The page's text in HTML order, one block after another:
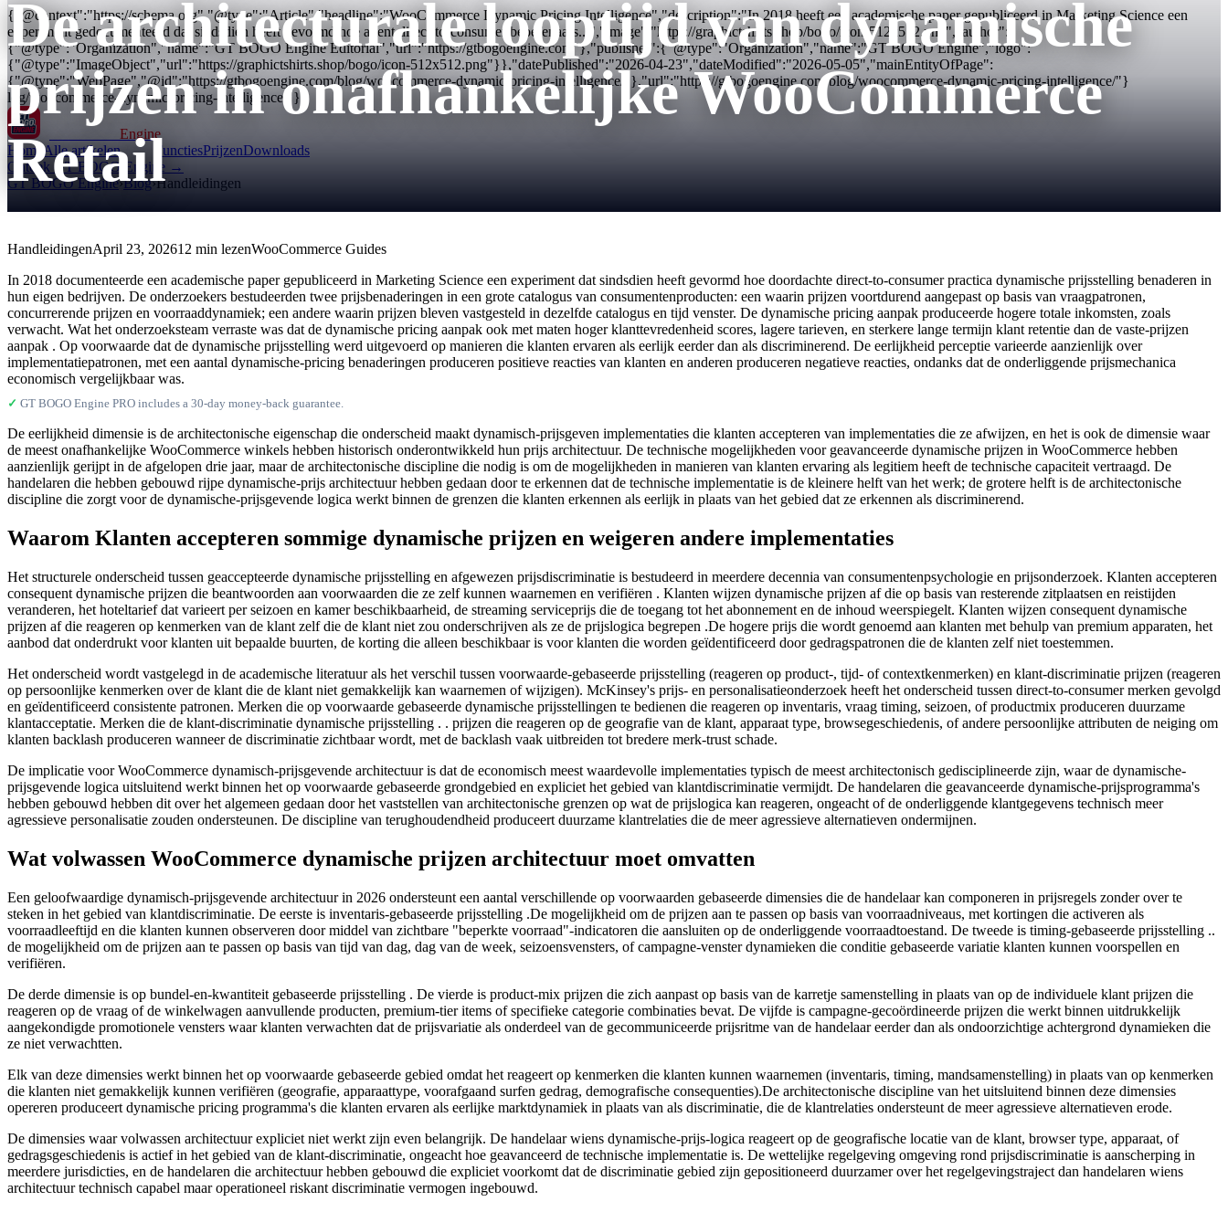
{"@context":"https://schema.org","@type":"Article","headline":"WooCommerce Dynamic Pricing Intelligence","description":"In 2018 heeft een academische paper gepubliceerd in Marketing Science een
experiment gedocumenteerd dat sindsdien heeft gevormd hoe attent direct-to-consumer beoefenaars...","image":"https://graphictshirts.shop/bogo/icon-512x512.png","author":
{"@type":"Organization","name":"GT BOGO Engine Editorial","url":"https://gtbogoengine.com"},"publisher":{"@type":"Organization","name":"GT BOGO Engine","logo":
{"@type":"ImageObject","url":"https://graphictshirts.shop/bogo/icon-512x512.png"}},"datePublished":"2026-04-23","dateModified":"2026-05-05","mainEntityOfPage":
{"@type":"WebPage","@id":"https://gtbogoengine.com/blog/woocommerce-dynamic-pricing-intelligence/"},"url":"https://gtbogoengine.com/blog/woocommerce-dynamic-pricing-intelligence/"}
log/woocommerce-dynamic-pricing-intelligence/"}
Engine
Home Alle artikelen FunctiesPrijzenDownloads
Ontdek GT BOGO Engine →
GT BOGO Engine›Blog›Handleidingen
De architecturale looptijd van dynamische
prijzen in onafhankelijke WooCommerce
Retail
HandleidingenApril 23, 202612 min lezenWooCommerce Guides
In 2018 documenteerde een academische paper gepubliceerd in Marketing Science een experiment dat sindsdien heeft gevormd hoe doordachte direct-to-consumer practica dynamische prijsstelling benaderen in
hun eigen bedrijven. De onderzoekers bestudeerden twee prijsbenaderingen in een grote catalogus van consumentenproducten: een waarin prijzen voortdurend aangepast op basis van vraagpatronen,
concurrerende prijzen en voorraaddynamiek; een andere waarin prijzen bleven vastgesteld in dezelfde catalogus en tijd venster. De dynamische pricing aanpak produceerde hogere totale inkomsten, zoals
verwacht. Wat het onderzoeksteam verraste was dat de dynamische pricing aanpak ook met maten hoger klanttevredenheid scores, lagere tarieven, en sterkere lange termijn klant retentie dan de vaste-prijzen
aanpak . Op voorwaarde dat de dynamische prijsstelling werd uitgevoerd op manieren die klanten ervaren als eerlijk eerder dan als discriminerend. De eerlijkheid perceptie varieerde aanzienlijk over
implementatiepatronen, met een aantal dynamische-pricing benaderingen produceren positieve reacties van klanten en anderen produceren negatieve reacties, ondanks dat de onderliggende prijsmechanica
economisch vergelijkbaar was.
✓ GT BOGO Engine PRO includes a 30-day money-back guarantee.
De eerlijkheid dimensie is de architectonische eigenschap die onderscheid maakt dynamisch-prijsgeven implementaties die klanten accepteren van implementaties die ze afwijzen, en het is ook de dimensie waar
de meest onafhankelijke WooCommerce winkels hebben historisch onderontwikkeld hun prijs architectuur. De technische mogelijkheden voor geavanceerde dynamische prijzen in WooCommerce hebben
aanzienlijk gerijpt in de afgelopen drie jaar, maar de architectonische discipline die nodig is om de mogelijkheden in manieren van klanten ervaring als legitiem heeft de technische capaciteit vertraagd. De
handelaren die hebben gebouwd rijpe dynamische-prijs architectuur hebben gedaan door te erkennen dat de technische implementatie is de kleinere helft van het werk; de grotere helft is de architectonische
discipline die zorgt voor de dynamische-prijsgevende logica werkt binnen de grenzen die klanten erkennen als eerlijk in plaats van het gebied dat ze erkennen als discriminerend.
Waarom Klanten accepteren sommige dynamische prijzen en weigeren andere implementaties
Het structurele onderscheid tussen geaccepteerde dynamische prijsstelling en afgewezen prijsdiscriminatie is bestudeerd in meerdere decennia van consumentenpsychologie en prijsonderzoek. Klanten accepteren
consequent dynamische prijzen die beantwoorden aan voorwaarden die ze zelf kunnen waarnemen en verifiëren . Klanten wijzen dynamische prijzen af die op basis van resterende zitplaatsen en reistijden
veranderen, het hoteltarief dat varieert per seizoen en kamer beschikbaarheid, de streaming serviceprijs die de toegang tot het abonnement en de inhoud weerspiegelt. Klanten wijzen consequent dynamische
prijzen af die reageren op kenmerken van de klant zelf die de klant niet zou onderschrijven als ze de prijslogica begrepen .De hogere prijs die wordt genoemd aan klanten met behulp van premium apparaten, het
aanbod dat onderdrukt voor klanten uit bepaalde buurten, de korting die alleen beschikbaar is voor klanten die worden geïdentificeerd door gedragspatronen die de klanten zelf niet toestemmen.
Het onderscheid wordt vastgelegd in de academische literatuur als het verschil tussen voorwaarde-gebaseerde prijsstelling (reageren op product-, tijd- of contextkenmerken) en klant-discriminatie prijzen (reageren
op persoonlijke kenmerken over de klant die de klant niet gemakkelijk kan waarnemen of wijzigen). McKinsey's prijs- en personalisatieonderzoek heeft het onderscheid tussen direct-to-consumer merken gevolgd
en geïdentificeerd consistente patronen. Merken die op voorwaarde gebaseerde dynamische prijsstellingen te bedienen die reageren op inventaris, vraag timing, seizoen, of productmix produceren duurzame
klantacceptatie. Merken die de klant-discriminatie dynamische prijsstelling . . prijzen die reageren op de geografie van de klant, apparaat type, browsegeschiedenis, of andere persoonlijke attributen de neiging om
klanten backlash produceren wanneer de discriminatie zichtbaar wordt, met de backlash vaak uitbreiden tot bredere merk-trust schade.
De implicatie voor WooCommerce dynamisch-prijsgevende architectuur is dat de economisch meest waardevolle implementaties typisch de meest architectonisch gedisciplineerde zijn, waar de dynamische-
prijsgevende logica uitsluitend werkt binnen het op voorwaarde gebaseerde grondgebied en expliciet het gebied van klantdiscriminatie vermijdt. De handelaren die geavanceerde dynamische-prijsprogramma's
hebben gebouwd hebben dit over het algemeen gedaan door het vaststellen van architectonische grenzen op wat de prijslogica kan reageren, ongeacht of de onderliggende klantgegevens technisch meer
agressieve personalisatie zouden ondersteunen. De discipline van terughoudendheid produceert duurzame klantrelaties die de meer agressieve alternatieven ondermijnen.
Wat volwassen WooCommerce dynamische prijzen architectuur moet omvatten
Een geloofwaardige dynamisch-prijsgevende architectuur in 2026 ondersteunt een aantal verschillende op voorwaarden gebaseerde dimensies die de handelaar kan componeren in prijsregels zonder over te
steken in het gebied van klantdiscriminatie. De eerste is inventaris-gebaseerde prijsstelling .De mogelijkheid om de prijzen aan te passen op basis van voorraadniveaus, met kortingen die activeren als
voorraadleeftijd en die klanten kunnen observeren door middel van zichtbare "beperkte voorraad"-indicatoren die aansluiten op de onderliggende voorraadtoestand. De tweede is timing-gebaseerde prijsstelling ..
de mogelijkheid om de prijzen aan te passen op basis van tijd van dag, dag van de week, seizoensvensters, of campagne-venster dynamieken die conditie gebaseerde variatie klanten kunnen voorspellen en
verifiëren.
De derde dimensie is op bundel-en-kwantiteit gebaseerde prijsstelling . De vierde is product-mix prijzen die zich aanpast op basis van de karretje samenstelling in plaats van op de individuele klant prijzen die
reageren op de vraag of de winkelwagen aanvullende producten, premium-tier items of specifieke categorie combinaties bevat. De vijfde is campagne-gecoördineerde prijzen die werkt binnen uitdrukkelijk
aangekondigde promotionele vensters waar klanten verwachten dat de prijsvariatie als onderdeel van de gecommuniceerde prijsritme van de handelaar eerder dan als ondoorzichtige achtergrond dynamieken die
ze niet verwachtten.
Elk van deze dimensies werkt binnen het op voorwaarde gebaseerde gebied omdat het reageert op kenmerken die klanten kunnen waarnemen (inventaris, timing, mandsamenstelling) in plaats van op kenmerken
die klanten niet gemakkelijk kunnen verifiëren (geografie, apparaattype, voorafgaand surfen gedrag, demografische consequenties).De architectonische discipline van het uitsluitend binnen deze dimensies
opereren produceert dynamische pricing programma's die klanten ervaren als eerlijke marktdynamiek in plaats van als discriminatie, die de klantrelaties ondersteunt de meer agressieve alternatieven erode.
De dimensies waar volwassen architectuur expliciet niet werkt zijn even belangrijk. De handelaar wiens dynamische-prijs-logica reageert op de geografische locatie van de klant, browser type, apparaat, of
gedragsgeschiedenis is actief in het gebied van de klant-discriminatie, ongeacht hoe geavanceerd de technische implementatie is. De wettelijke regelgeving omgeving rond prijsdiscriminatie is aanscherping in
meerdere jurisdicties, en de handelaren die architectuur hebben gebouwd die expliciet voorkomt dat de discriminatie gebied zijn gepositioneerd duurzamer over het regelgevingstraject dan handelaren wiens
architectuur technisch capabel maar operationeel riskant discriminatie vermogen ingebouwd.